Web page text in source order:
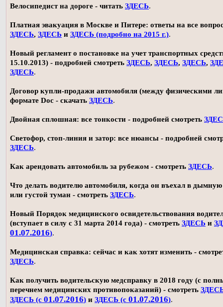
Велосипедист на дороге - читать ЗДЕСЬ.
Платная эвакуация в Москве и Питере: ответы на все
ЗДЕСЬ, ЗДЕСЬ и ЗДЕСЬ (подробно на 2015 г.).
Новый регламент о постановке на учет транспортных
15.10.2013) - подробней смотреть ЗДЕСЬ, ЗДЕСЬ, ЗДЕСЬ,
ЗДЕСЬ.
Договор купли-продажи автомобиля (между физическими
формате Doc - скачать ЗДЕСЬ.
Двойная сплошная: все тонкости - подробней смотреть
Светофор, стоп-линия и затор: все нюансы - подробней
ЗДЕСЬ.
Как арендовать автомобиль за рубежом - смотреть ЗДЕСЬ.
Что делать водителю автомобиля, когда он въехал в дымную
или густой туман - смотреть ЗДЕСЬ.
Новый Порядок медицинского освидетельствования
(вступает в силу с 31 марта 2014 года) - смотреть ЗДЕСЬ и
01.07.2016).
Медицинская справка: сейчас и как хотят изменить -
ЗДЕСЬ.
Как получить водительскую медсправку в 2018 году (с
перечнем медицинских противопоказаний) - смотреть
ЗДЕСЬ (с 01.07.2016) и ЗДЕСЬ (с 01.07.2016).